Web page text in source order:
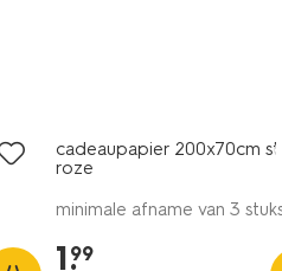
cadeaupapier 200x70cm
roze
minimale afname van 3
1.
99